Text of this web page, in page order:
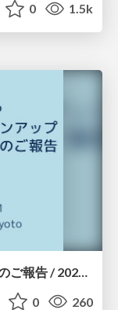
0 1.5k
0 260